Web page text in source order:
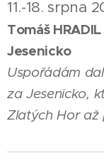
11.-18. srpna
Tomáš
Jesenicko
Uspořádám
za Jesenicko,
Zlatých Hor až